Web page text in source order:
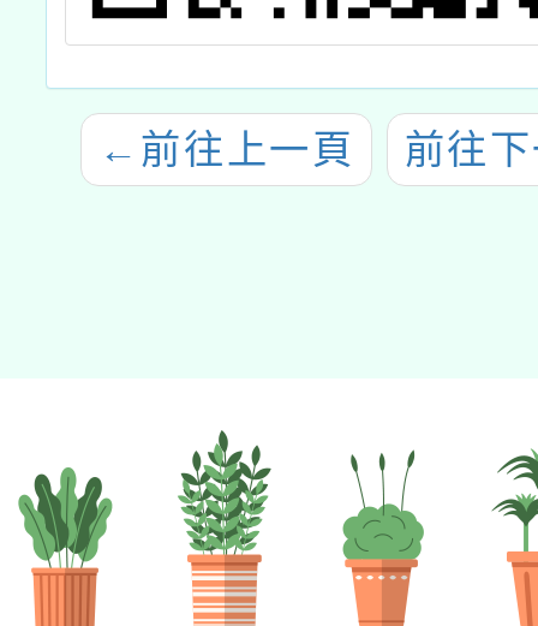
← 前往上一頁 前往